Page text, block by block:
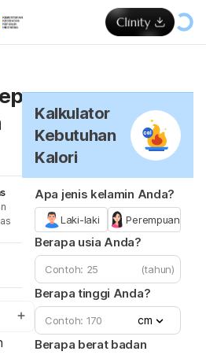
Kalkulator
Kebutuhan
Kalori
Apa jenis kelamin Anda?
Laki-laki Perempuan
Berapa usia Anda?
(tahun)
Berapa tinggi Anda?
cm
Berapa berat badan